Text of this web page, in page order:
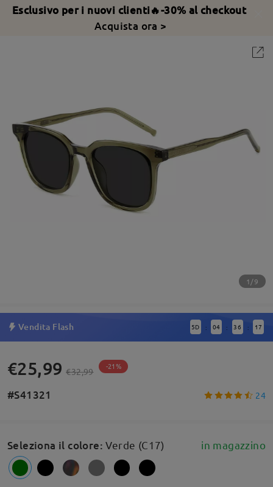
Esclusivo per i nuovi clienti🔥-30% al checkout
Acquista ora >
1/9
Vendita Flash 5D : 04 : 36 : 17
€25,99 €32,99 -21%
#S41321 24
Seleziona il colore:Verde (C17) in magazzino